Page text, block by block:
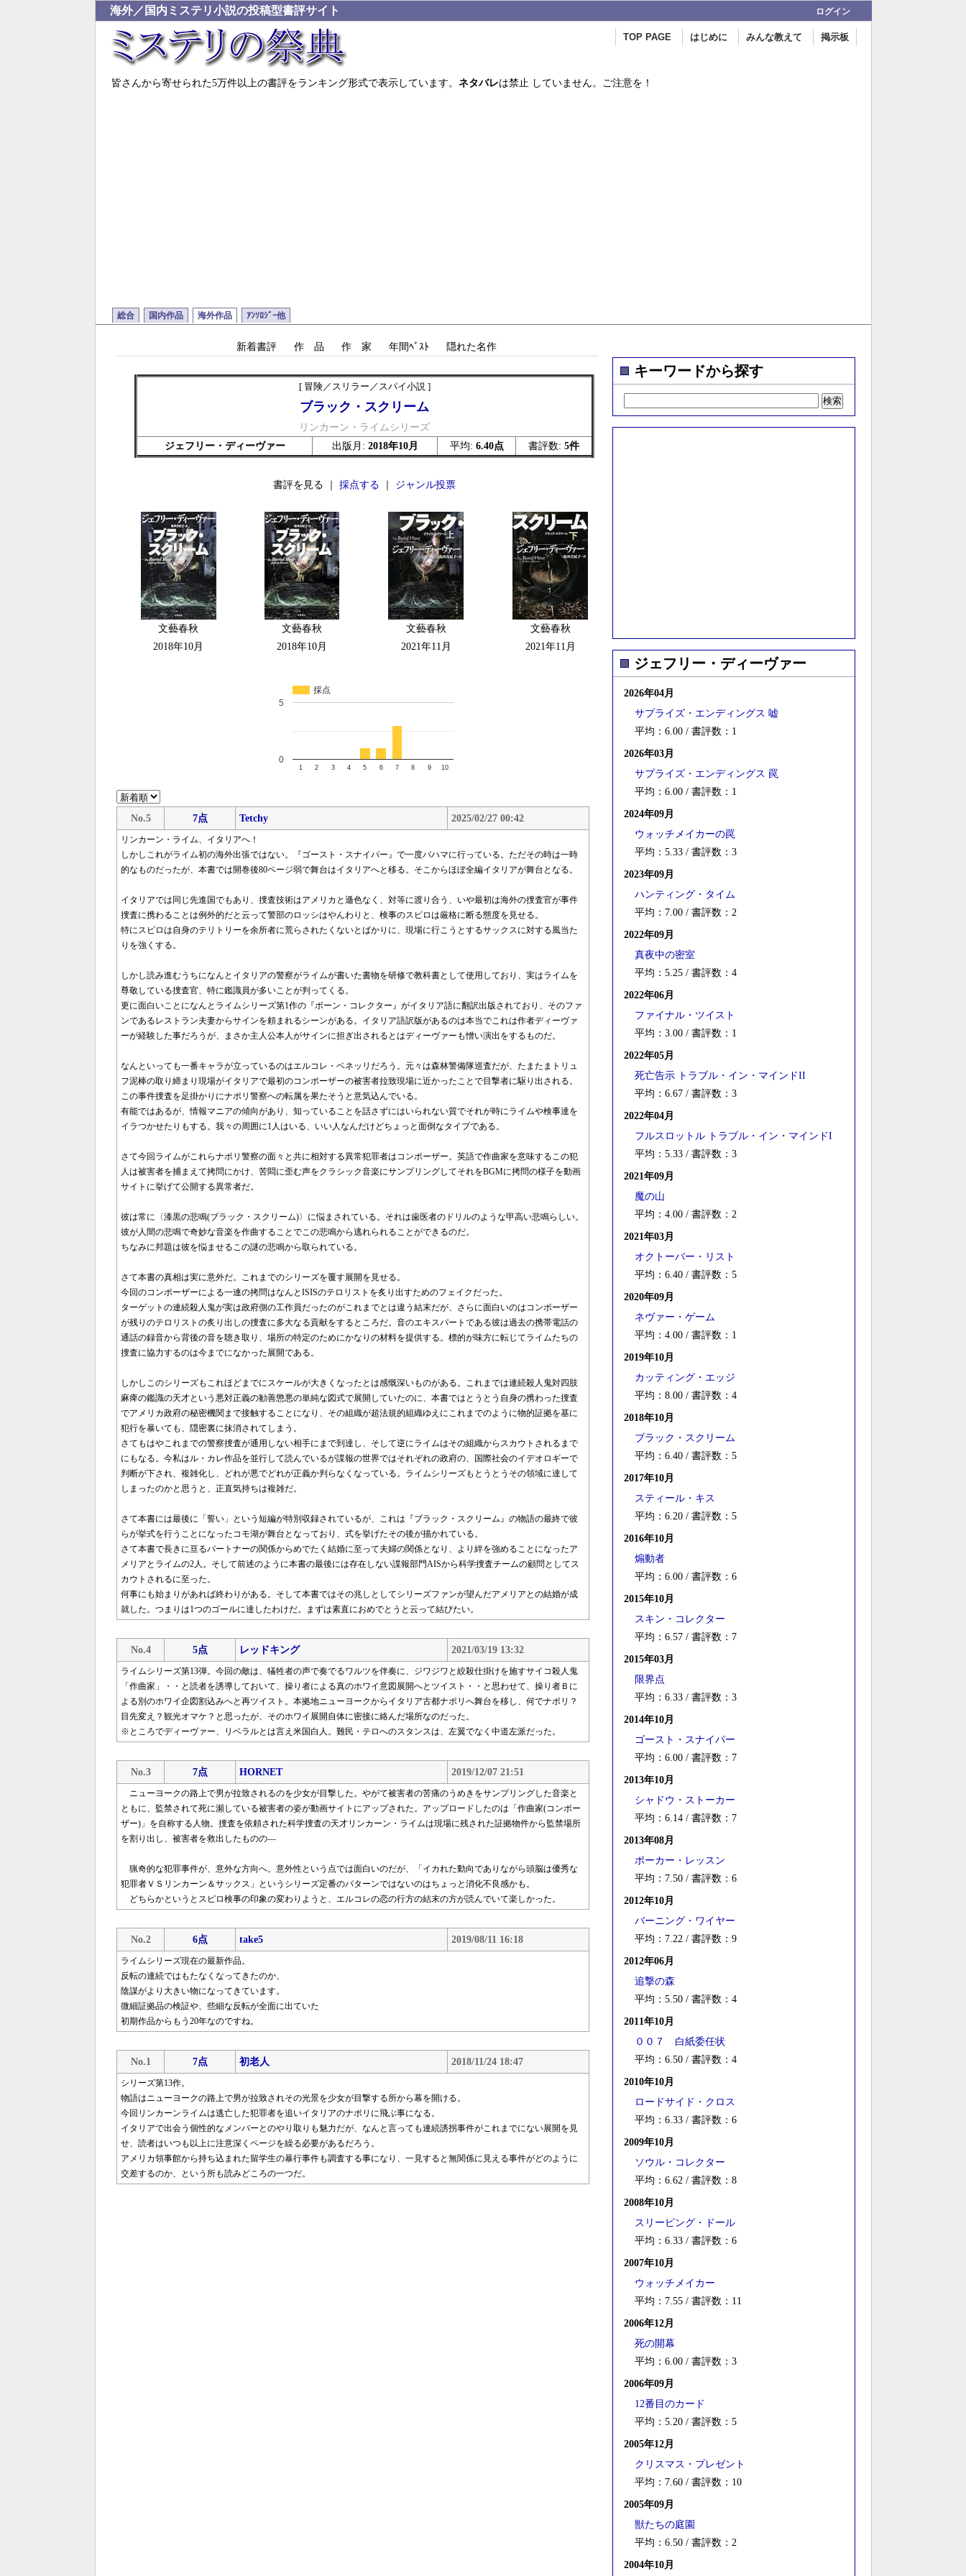
海外／国内ミステリ小説の投稿型書評サイト ログイン
掲示板
みんな教えて
はじめに
TOP PAGE
皆さんから寄せられた5万件以上の書評をランキング形式で表示しています。 ネタバレは禁止 していません。ご注意を！
総合 国内作品 海外作品 ｱﾝｿﾛｼﾞｰ他
新着書評 作 品 作 家 年間ﾍﾞｽﾄ 隠れた名作
[ 冒険／スリラー／スパイ小説 ]
ブラック・スクリーム
リンカーン・ライムシリーズ
ジェフリー・ディーヴァー
出版月: 2018年10月 平均: 6.40点 書評数: 5件
書評を見る ｜ 採点する ジャンル投票
文藝春秋
2018年10月
文藝春秋
2018年10月
文藝春秋
2021年11月
文藝春秋
2021年11月
採点
1 2 3 4 5 6 7 8 9 10
0
5
No.5 7点 Tetchy 2025/02/27 00:42
リンカーン・ライム、イタリアへ！
しかしこれがライム初の海外出張ではない。『ゴースト・スナイパー』で一度バハマに行っている。ただその時は一時
的なものだったが、本書では開巻後80ページ弱で舞台はイタリアへと移る。そこからほぼ全編イタリアが舞台となる。
イタリアでは同じ先進国でもあり、捜査技術はアメリカと遜色なく、対等に渡り合う、いや最初は海外の捜査官が事件
捜査に携わることは例外的だと云って警部のロッシはやんわりと、検事のスピロは厳格に断る態度を見せる。
特にスピロは自身のテリトリーを余所者に荒らされたくないとばかりに、現場に行こうとするサックスに対する風当た
りを強くする。
しかし読み進むうちになんとイタリアの警察がライムが書いた書物を研修で教科書として使用しており、実はライムを
尊敬している捜査官、特に鑑識員が多いことが判ってくる。
更に面白いことになんとライムシリーズ第1作の『ボーン・コレクター』がイタリア語に翻訳出版されており、そのファ
ンであるレストラン夫妻からサインを頼まれるシーンがある。イタリア語訳版があるのは本当でこれは作者ディーヴァ
ーが経験した事だろうが、まさか主人公本人がサインに担ぎ出されるとはディーヴァーも憎い演出をするものだ。
なんといっても一番キャラが立っているのはエルコレ・ベネッリだろう。元々は森林警備隊巡査だが、たまたまトリュ
フ泥棒の取り締まり現場がイタリアで最初のコンポーザーの被害者拉致現場に近かったことで目撃者に駆り出される。
この事件捜査を足掛かりにナポリ警察への転属を果たそうと意気込んでいる。
有能ではあるが、情報マニアの傾向があり、知っていることを話さずにはいられない質でそれが時にライムや検事達を
イラつかせたりもする。我々の周囲に1人はいる、いい人なんだけどちょっと面倒なタイプである。
さて今回ライムがこれらナポリ警察の面々と共に相対する異常犯罪者はコンポーザー。英語で作曲家を意味するこの犯
人は被害者を捕まえて拷問にかけ、苦悶に歪む声をクラシック音楽にサンプリングしてそれをBGMに拷問の様子を動画
サイトに挙げて公開する異常者だ。
彼は常に〈漆黒の悲鳴(ブラック・スクリーム)〉に悩まされている。それは歯医者のドリルのような甲高い悲鳴らしい。
彼が人間の悲鳴で奇妙な音楽を作曲することでこの悲鳴から逃れられることができるのだ。
ちなみに邦題は彼を悩ませるこの謎の悲鳴から取られている。
さて本書の真相は実に意外だ。これまでのシリーズを覆す展開を見せる。
今回のコンポーザーによる一連の拷問はなんとISISのテロリストを炙り出すためのフェイクだった。
ターゲットの連続殺人鬼が実は政府側の工作員だったのがこれまでとは違う結末だが、さらに面白いのはコンポーザー
が残りのテロリストの炙り出しの捜査に多大なる貢献をするところだ。音のエキスパートである彼は過去の携帯電話の
通話の録音から背後の音を聴き取り、場所の特定のためにかなりの材料を提供する。標的が味方に転じてライムたちの
捜査に協力するのは今までになかった展開である。
しかしこのシリーズもこれほどまでにスケールが大きくなったとは感慨深いものがある。これまでは連続殺人鬼対四肢
麻痺の鑑識の天才という悪対正義の勧善懲悪の単純な図式で展開していたのに、本書ではとうとう自身の携わった捜査
でアメリカ政府の秘密機関まで接触することになり、その組織が超法規的組織ゆえにこれまでのように物的証拠を基に
犯行を暴いても、隠密裏に抹消されてしまう。
さてもはやこれまでの警察捜査が通用しない相手にまで到達し、そして逆にライムはその組織からスカウトされるまで
にもなる。今私はル・カレ作品を並行して読んでいるが諜報の世界ではそれぞれの政府の、国際社会のイデオロギーで
判断が下され、複雑化し、どれが悪でどれが正義か判らなくなっている。ライムシリーズもとうとうその領域に達して
しまったのかと思うと、正直気持ちは複雑だ。
さて本書には最後に「誓い」という短編が特別収録されているが、これは『ブラック・スクリーム』の物語の最終で彼
らが挙式を行うことになったコモ湖が舞台となっており、式を挙げたその後が描かれている。
さて本書で長きに亘るパートナーの関係からめでたく結婚に至って夫婦の関係となり、より絆を強めることになったア
メリアとライムの2人。そして前述のように本書の最後には存在しない諜報部門AISから科学捜査チームの顧問としてス
カウトされるに至った。
何事にも始まりがあれば終わりがある。そして本書ではその兆しとしてシリーズファンが望んだアメリアとの結婚が成
就した。つまりは1つのゴールに達したわけだ。まずは素直におめでとうと云って結びたい。
No.4 5点 レッドキング 2021/03/19 13:32
ライムシリーズ第13弾。今回の敵は、犠牲者の声で奏でるワルツを伴奏に、ジワジワと絞殺仕掛けを施すサイコ殺人鬼
「作曲家」・・と読者を誘導しておいて、操り者による真のホワイ意図展開へとツイスト・・と思わせて、操り者Ｂに
よる別のホワイ企図割込みへと再ツイスト。本拠地ニューヨークからイタリア古都ナポリへ舞台を移し、何でナポリ？
目先変え？観光オマケ？と思ったが、そのホワイ展開自体に密接に絡んだ場所なのだった。
※ところでディーヴァー、リベラルとは言え米国白人。難民・テロへのスタンスは、左翼でなく中道左派だった。
No.3 7点 HORNET 2019/12/07 21:51
ニューヨークの路上で男が拉致されるのを少女が目撃した。やがて被害者の苦痛のうめきをサンプリングした音楽と
ともに、監禁されて死に瀕している被害者の姿が動画サイトにアップされた。アップロードしたのは「作曲家(コンポー
ザー)」を自称する人物。捜査を依頼された科学捜査の天才リンカーン・ライムは現場に残された証拠物件から監禁場所
を割り出し、被害者を救出したものの―
猟奇的な犯罪事件が、意外な方向へ。意外性という点では面白いのだが、「イカれた動向でありながら頭脳は優秀な
犯罪者ＶＳリンカーン＆サックス」というシリーズ定番のパターンではないのはちょっと消化不良感かも。
どちらかというとスピロ検事の印象の変わりようと、エルコレの恋の行方の結末の方が読んでいて楽しかった。
No.2 6点 take5 2019/08/11 16:18
ライムシリーズ現在の最新作品。
反転の連続ではもたなくなってきたのか、
陰謀がより大きい物になってきています。
微細証拠品の検証や、些細な反転が全面に出ていた
初期作品からもう20年なのですね。
No.1 7点 初老人 2018/11/24 18:47
シリーズ第13作。
物語はニューヨークの路上で男が拉致されその光景を少女が目撃する所から幕を開ける。
今回リンカーンライムは逃亡した犯罪者を追いイタリアのナポリに飛ぶ事になる。
イタリアで出会う個性的なメンバーとのやり取りも魅力だが、なんと言っても連続誘拐事件がこれまでにない展開を見
せ、読者はいつも以上に注意深くページを繰る必要があるだろう。
アメリカ領事館から持ち込まれた留学生の暴行事件も調査する事になり、一見すると無関係に見える事件がどのように
交差するのか、という所も読みどころの一つだ。
キーワードから探す
ジェフリー・ディーヴァー
2026年04月
サプライズ・エンディングス 嘘
平均：6.00 / 書評数：1
2026年03月
サプライズ・エンディングス 罠
平均：6.00 / 書評数：1
2024年09月
ウォッチメイカーの罠
平均：5.33 / 書評数：3
2023年09月
ハンティング・タイム
平均：7.00 / 書評数：2
2022年09月
真夜中の密室
平均：5.25 / 書評数：4
2022年06月
ファイナル・ツイスト
平均：3.00 / 書評数：1
2022年05月
死亡告示 トラブル・イン・マインドII
平均：6.67 / 書評数：3
2022年04月
フルスロットル トラブル・イン・マインドI
平均：5.33 / 書評数：3
2021年09月
魔の山
平均：4.00 / 書評数：2
2021年03月
オクトーバー・リスト
平均：6.40 / 書評数：5
2020年09月
ネヴァー・ゲーム
平均：4.00 / 書評数：1
2019年10月
カッティング・エッジ
平均：8.00 / 書評数：4
2018年10月
ブラック・スクリーム
平均：6.40 / 書評数：5
2017年10月
スティール・キス
平均：6.20 / 書評数：5
2016年10月
煽動者
平均：6.00 / 書評数：6
2015年10月
スキン・コレクター
平均：6.57 / 書評数：7
2015年03月
限界点
平均：6.33 / 書評数：3
2014年10月
ゴースト・スナイパー
平均：6.00 / 書評数：7
2013年10月
シャドウ・ストーカー
平均：6.14 / 書評数：7
2013年08月
ポーカー・レッスン
平均：7.50 / 書評数：6
2012年10月
バーニング・ワイヤー
平均：7.22 / 書評数：9
2012年06月
追撃の森
平均：5.50 / 書評数：4
2011年10月
００７ 白紙委任状
平均：6.50 / 書評数：4
2010年10月
ロードサイド・クロス
平均：6.33 / 書評数：6
2009年10月
ソウル・コレクター
平均：6.62 / 書評数：8
2008年10月
スリーピング・ドール
平均：6.33 / 書評数：6
2007年10月
ウォッチメイカー
平均：7.55 / 書評数：11
2006年12月
死の開幕
平均：6.00 / 書評数：3
2006年09月
12番目のカード
平均：5.20 / 書評数：5
2005年12月
クリスマス・プレゼント
平均：7.60 / 書評数：10
2005年09月
獣たちの庭園
平均：6.50 / 書評数：2
2004年10月